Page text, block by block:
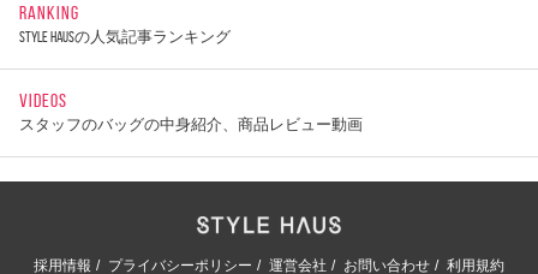
RANKING
STYLE HAUSの人気記事ランキング
VIDEOS
スタッフのバッグの中身紹介、商品レビュー動画
採用情報 プライバシーポリシー 運営会社 お問い合わせ 利用規約